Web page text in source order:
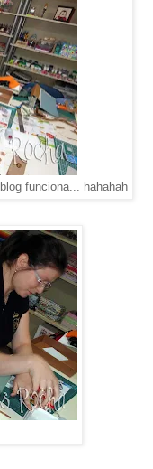
funciona... hahahah